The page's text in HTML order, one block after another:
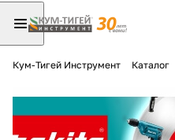
Кум-Тигей Инструмент Каталог
Разбейте